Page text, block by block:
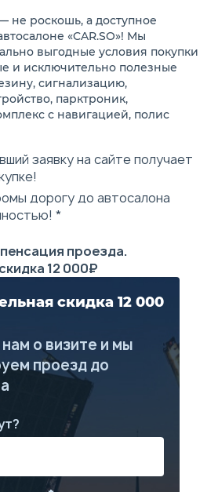
с
с
в
козырек
левой
USB
скидка 12 000
о визите и мы
проезд до
не роскошь, а доступное
«CAR.SO»! Мы
выгодные условия покупки
и исключительно полезные
сигнализацию,
парктроник,
с навигацией, полис
заявку на сайте получает
дорогу до автосалона
*
проезда.
12 000₽